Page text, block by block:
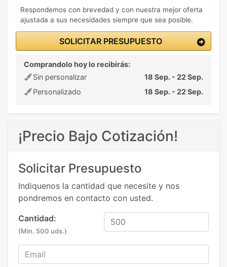
Respondemos con brevedad y con nuestra mejor oferta
ajustada a sus necesidades siempre que sea posible.
SOLICITAR PRESUPUESTO
Comprandolo hoy lo recibirás:
Sin personalizar
18 Sep. - 22 Sep.
Personalizado
18 Sep. - 22 Sep.
¡Precio Bajo Cotización!
Solicitar Presupuesto
Indiquenos la cantidad que necesite y nos
pondremos en contacto con usted.
Cantidad:
(Min. 500 uds.)